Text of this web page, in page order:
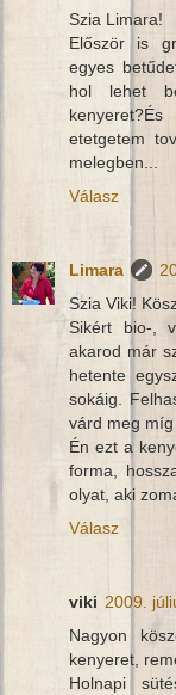
Szia Limara!
Először is
egyes
hol lehet
etetgetem
melegben...
Válasz
Limara
Szia Viki!
Sikért bio-,
akarod már
hetente
sokáig.
várd meg
Én ezt a
forma,
olyat, aki
Válasz
viki 2009.
Nagyon
kenyeret,
Holnapi